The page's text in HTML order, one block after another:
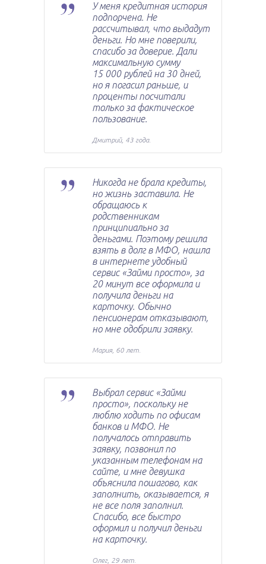
У меня кредитная история
подпорчена. Не
рассчитывал, что выдадут
деньги. Но мне поверили,
спасибо за доверие. Дали
максимальную сумму
15 000 рублей на 30 дней,
но я погасил раньше, и
проценты посчитали
только за фактическое
пользование.
Дмитрий, 43 года.
Никогда не брала кредиты,
но жизнь заставила. Не
обращаюсь к
родственникам
принципиально за
деньгами. Поэтому решила
взять в долг в МФО, нашла
в интернете удобный
сервис «Займи просто», за
20 минут все оформила и
получила деньги на
карточку. Обычно
пенсионерам отказывают,
но мне одобрили заявку.
Мария, 60 лет.
Выбрал сервис «Займи
просто», поскольку не
люблю ходить по офисам
банков и МФО. Не
получалось отправить
заявку, позвонил по
указанным телефонам на
сайте, и мне девушка
объяснила пошагово, как
заполнить, оказывается, я
не все поля заполнил.
Спасибо, все быстро
оформил и получил деньги
на карточку.
Олег, 29 лет.